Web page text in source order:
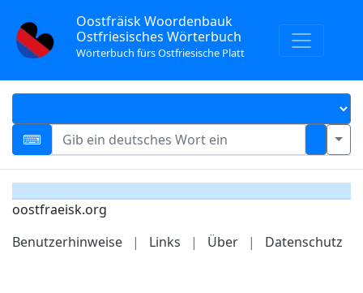
Oostfräisk Woordenbauk
Ostfriesisches Wörterbuch
Wörterbuch fürs Ostfriesische Platt
oostfraeisk.org
Benutzerhinweise
| Links | Über | Datenschutz